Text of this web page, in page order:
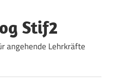
Stif2
angehende Lehrkräfte